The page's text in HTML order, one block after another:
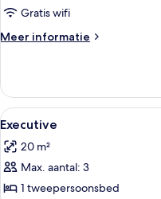
Gratis wifi
Meer informatie
Meer
Alle
foto's
voor
Executive
laden
4
Executive
20 m²
Max. aantal: 3
1 tweepersoonsbed